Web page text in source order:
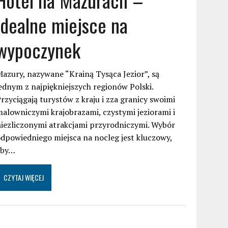
miejsce na
nazywane “Krainą Tysąca Jezior”, są
z najpiękniejszych regionów Polski.
turystów z kraju i zza granicy swoimi
krajobrazami, czystymi jeziorami i
atrakcjami przyrodniczymi. Wybór
miejsca na nocleg jest kluczowy,
CZYTAJ WIĘCEJ